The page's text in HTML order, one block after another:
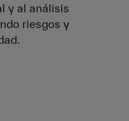
y al análisis
riesgos y